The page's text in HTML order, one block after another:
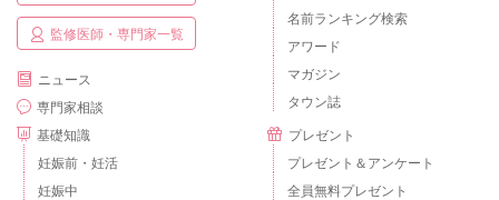
監修医師・専門家一覧
ニュース
専門家相談
基礎知識
妊娠前・妊活
妊娠中
名前ランキング検索
アワード
マガジン
タウン誌
プレゼント
プレゼント＆アンケート
全員無料プレゼント